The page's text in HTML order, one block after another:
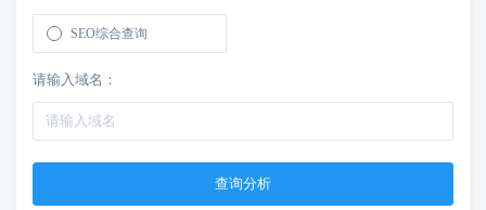
SEO综合查询
请输入域名：